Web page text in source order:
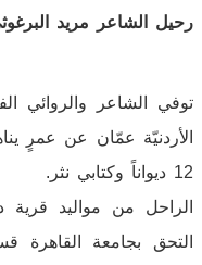
رحيل الشاعر مريد
توفي الشاعر والروائي
12 ديواناً وكتابي نثر.